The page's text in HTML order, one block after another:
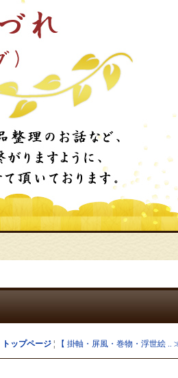
トップページ ¦ 【 掛軸・屏風・巻物・浮世絵 ..